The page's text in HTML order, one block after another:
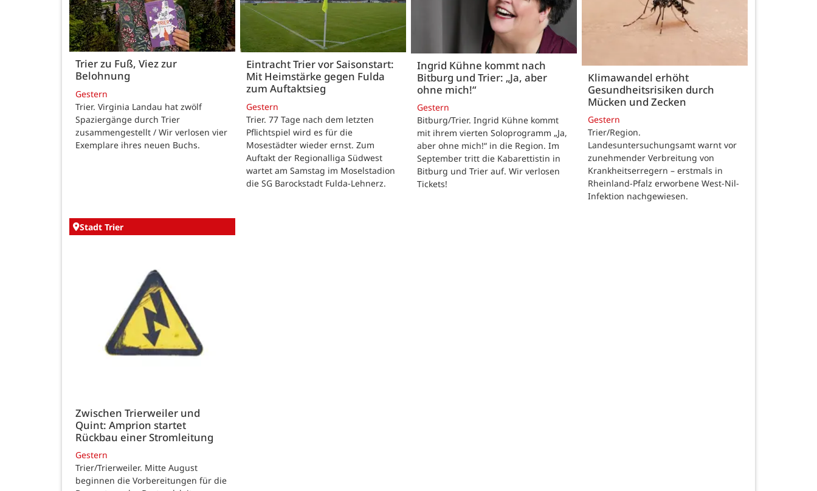
Trier zu Fuß, Viez zur
Belohnung
Gestern
Trier. Virginia Landau hat zwölf
Spaziergänge durch Trier
zusammengestellt / Wir verlosen vier
Exemplare ihres neuen Buchs.
Eintracht Trier vor Saisonstart:
Mit Heimstärke gegen Fulda
zum Auftaktsieg
Gestern
Trier. 77 Tage nach dem letzten
Pflichtspiel wird es für die
Mosestädter wieder ernst. Zum
Auftakt der Regionalliga Südwest
wartet am Samstag im Moselstadion
die SG Barockstadt Fulda-Lehnerz.
Ingrid Kühne kommt nach
Bitburg und Trier: „Ja, aber
ohne mich!“
Gestern
Bitburg/Trier. Ingrid Kühne kommt
mit ihrem vierten Soloprogramm „Ja,
aber ohne mich!“ in die Region. Im
September tritt die Kabarettistin in
Bitburg und Trier auf. Wir verlosen
Tickets!
Klimawandel erhöht
Gesundheitsrisiken durch
Mücken und Zecken
Gestern
Trier/Region.
Landesuntersuchungsamt warnt vor
zunehmender Verbreitung von
Krankheitserregern – erstmals in
Rheinland-Pfalz erworbene West-Nil-
Infektion nachgewiesen.
Stadt Trier
Zwischen Trierweiler und
Quint: Amprion startet
Rückbau einer Stromleitung
Gestern
Trier/Trierweiler. Mitte August
beginnen die Vorbereitungen für die